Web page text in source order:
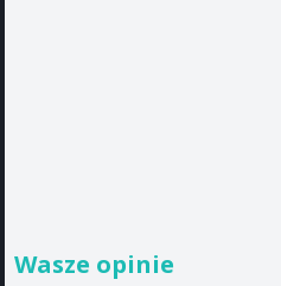
Wasze opinie